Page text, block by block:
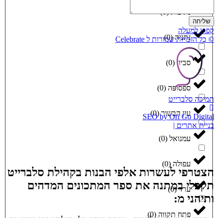
נתיבות(
0
)
נתניה(
0
)
סביון(
0
)
ספסופה (
0
)
עין הבשור(
0
)
עמנואל (
0
)
עפולה (
0
)
ערד(
0
)
פתח תקווה (
0
)
שליחה
קפוץ למעלה
© כל הזכויות שמורות ל Celebrate
תמיכה סלברייט
SEO by Ori Go Digital
בניית אתרים |
הצטרפי לעשרות אלפי הבנות בקהילת סלברייט
תקבלי במתנה את ספר המתכונים המדהים
ותיהני מ: